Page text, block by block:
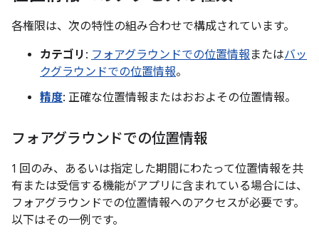
各権限は、次の特性の組み合わせで構成されています。
カテゴリ : フォアグラウンドでの位置情報またはバッ
クグラウンドでの位置情報。
精度: 正確な位置情報またはおおよその位置情報。
フォアグラウンドでの位置情報
1 回のみ、あるいは指定した期間にわたって位置情報を共
有または受信する機能がアプリに含まれている場合には、
フォアグラウンドでの位置情報へのアクセスが必要です。
以下はその一例です。